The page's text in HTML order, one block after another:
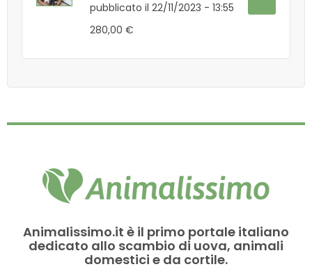
pubblicato il 22/11/2023 - 13:55
280,00 €
Animalissimo.it è il primo portale italiano
dedicato allo scambio di uova, animali
domestici e da cortile.